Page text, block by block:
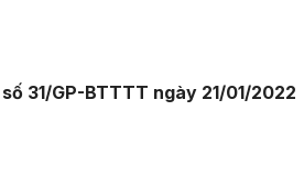
31/GP-BTTTT ngày 21/01/2022